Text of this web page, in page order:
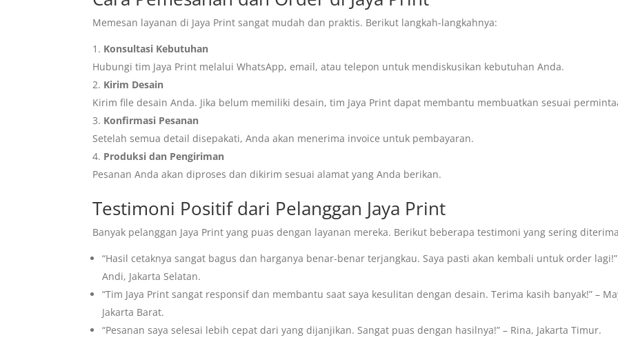
Memesan layanan di Jaya Print sangat mudah dan praktis. Berikut langkah-langkahnya:
Konsultasi Kebutuhan
Hubungi tim Jaya Print melalui WhatsApp, email, atau telepon untuk mendiskusikan kebutuhan Anda.
Kirim Desain
Kirim file desain Anda. Jika belum memiliki desain, tim Jaya Print dapat membantu membuatkan sesuai
Konfirmasi Pesanan
Setelah semua detail disepakati, Anda akan menerima invoice untuk pembayaran.
Produksi dan Pengiriman
Pesanan Anda akan diproses dan dikirim sesuai alamat yang Anda berikan.
Testimoni Positif dari Pelanggan Jaya Print
Banyak pelanggan Jaya Print yang puas dengan layanan mereka. Berikut beberapa testimoni yang sering
“Hasil cetaknya sangat bagus dan harganya benar-benar terjangkau. Saya pasti akan kembali untuk order
Andi, Jakarta Selatan.
“Tim Jaya Print sangat responsif dan membantu saat saya kesulitan dengan desain. Terima kasih banyak!” –
Jakarta Barat.
“Pesanan saya selesai lebih cepat dari yang dijanjikan. Sangat puas dengan hasilnya!” – Rina, Jakarta Timur.